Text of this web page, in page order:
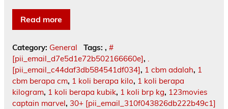
Read more
Category: General Tags: , #
[pii_email_d7e5d1e72b502166660e], .
[pii_email_c44daf3db584541df034], 1 cbm adalah, 1
cbm berapa cm, 1 koli berapa kilo, 1 koli berapa
kilogram, 1 koli berapa kubik, 1 koli brp kg, 123movies
captain marvel, 30+ [pii_email_310f043826db222b49c1]